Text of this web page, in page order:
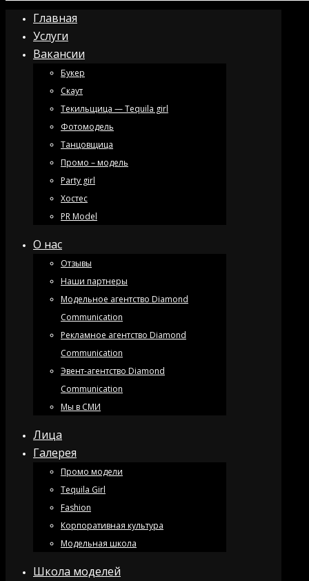
Главная
Услуги
Вакансии
Букер
Скаут
Текильщица — Tequila girl
Фотомодель
Танцовщица
Промо – модель
Party girl
Хостес
PR Model
О нас
Отзывы
Наши партнеры
Модельное агентство Diamond
Communication
Рекламное агентство Diamond
Communication
Эвент-агентство Diamond
Communication
Мы в СМИ
Лица
Галерея
Промо модели
Tequila Girl
Fashion
Корпоративная культура
Модельная школа
Школа моделей